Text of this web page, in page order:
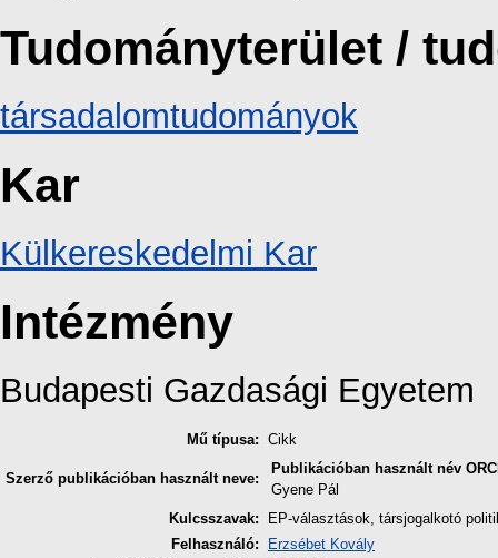
Tudományterület /
társadalomtudományok
Kar
Külkereskedelmi Kar
Intézmény
Budapesti Gazdasági Egyetem
Mű típusa: Cikk
Szerző publikációban használt neve:
Publikációban használt név
Gyene Pál
Kulcsszavak:
EP-választások, társjogalkotó
Felhasználó:
Erzsébet Kovály